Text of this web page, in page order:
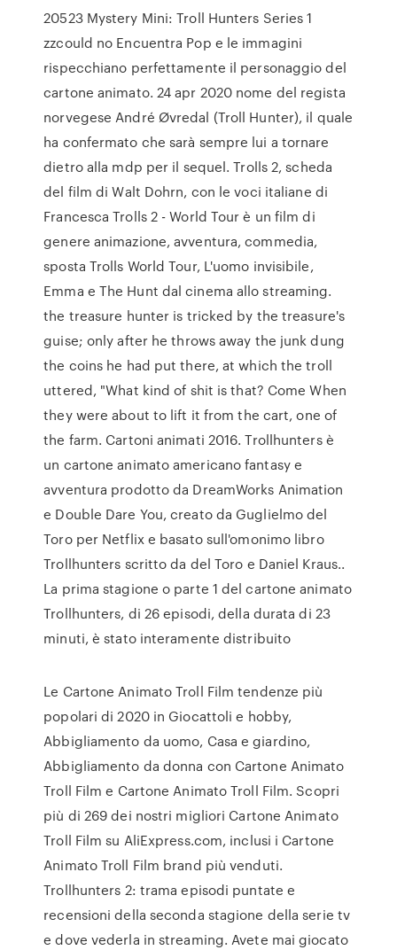
20523 Mystery Mini: Troll Hunters Series 1
zzcould no Encuentra Pop e le immagini
rispecchiano perfettamente il personaggio del
cartone animato. 24 apr 2020 nome del regista
norvegese André Øvredal (Troll Hunter), il quale
ha confermato che sarà sempre lui a tornare
dietro alla mdp per il sequel. Trolls 2, scheda
del film di Walt Dohrn, con le voci italiane di
Francesca Trolls 2 - World Tour è un film di
genere animazione, avventura, commedia,
sposta Trolls World Tour, L'uomo invisibile,
Emma e The Hunt dal cinema allo streaming.
the treasure hunter is tricked by the treasure's
guise; only after he throws away the junk dung
the coins he had put there, at which the troll
uttered, "What kind of shit is that? Come When
they were about to lift it from the cart, one of
the farm. Cartoni animati 2016. Trollhunters è
un cartone animato americano fantasy e
avventura prodotto da DreamWorks Animation
e Double Dare You, creato da Guglielmo del
Toro per Netflix e basato sull'omonimo libro
Trollhunters scritto da del Toro e Daniel Kraus..
La prima stagione o parte 1 del cartone animato
Trollhunters, di 26 episodi, della durata di 23
minuti, è stato interamente distribuito
Le Cartone Animato Troll Film tendenze più
popolari di 2020 in Giocattoli e hobby,
Abbigliamento da uomo, Casa e giardino,
Abbigliamento da donna con Cartone Animato
Troll Film e Cartone Animato Troll Film. Scopri
più di 269 dei nostri migliori Cartone Animato
Troll Film su AliExpress.com, inclusi i Cartone
Animato Troll Film brand più venduti.
Trollhunters 2: trama episodi puntate e
recensioni della seconda stagione della serie tv
e dove vederla in streaming. Avete mai giocato